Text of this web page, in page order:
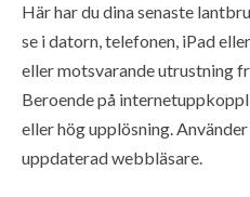
Här har du dina senaste
se i datorn, telefonen, iPad
eller motsvarande utrustning
Beroende på
eller hög upplösning.
uppdaterad webbläsare.